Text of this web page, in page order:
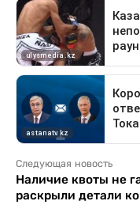
Следующая новость
Наличие квоты не
раскрыли детали